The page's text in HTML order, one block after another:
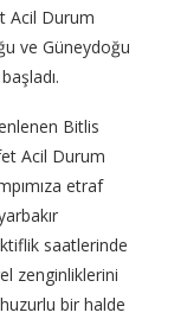
Acil Durum
ve Güneydoğu
Bitlis
Acil Durum
etraf
saatlerinde
zenginliklerini
bir halde